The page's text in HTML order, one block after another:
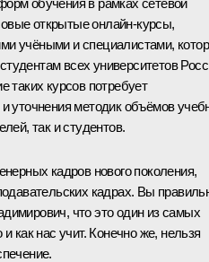
открытые онлайн-курсы,
учёными и специалистами,
всех университетов
таких курсов потребует
уточнения методик объёмов
так и студентов.
кадров нового поколения,
кадрах. Вы
что это один из самых
как нас учит. Конечно же, нельзя